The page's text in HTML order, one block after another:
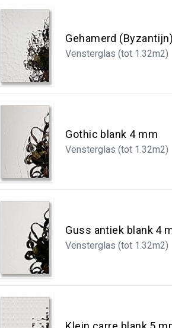
Gehamerd
Vensterglas (tot 1.32m2)
Gothic blank 4 mm
Vensterglas (tot 1.32m2)
Guss antiek blank 4
Vensterglas (tot 1.32m2)